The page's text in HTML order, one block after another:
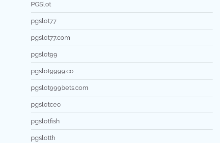
PGSlot
pgslot77
pgslot77.com
pgslot99
pgslot9999.co
pgslot999bets.com
pgslotceo
pgslotfish
pgslotth